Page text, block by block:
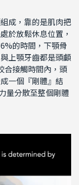
成，靠的是肌肉把
於放鬆休息位置，
的時間，下顎骨
上顎牙齒都是頭顱
合接觸時間內，頭
一個『剛體』結
量分散至整個剛體